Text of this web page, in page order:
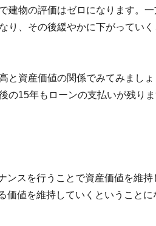
建物の評価はゼロになります。
り、その後緩やかに下がっていく
と資産価値の関係でみてみまし
の15年もローンの支払いが残りま
ンスを行うことで資産価値を維
価値を維持していくということに